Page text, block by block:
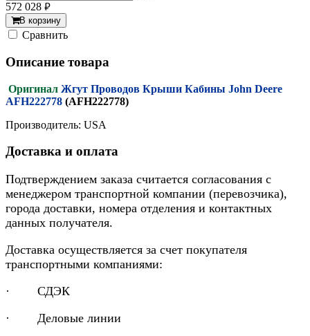
572 028 руб.
В корзину
Cравнить
Описание товара
Оригинал Жгут Проводов Крыши Кабины John Deere
AFH222778 (AFH222778)
Производитель: USA
Доставка и оплата
Подтверждением заказа считается согласования с
менеджером транспортной компании (перевозчика),
города доставки, номера отделения и контактных
данных получателя.
Доставка осуществляется за счет покупателя
транспортными компаниями:
· СДЭК
· Деловые линии